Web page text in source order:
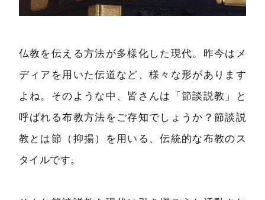
仏教を伝える方法が多様化した現代。昨今はメ
ディアを用いた伝道など、様々な形があります
よね。そのような中、皆さんは「節談説教」と
呼ばれる布教方法をご存知でしょうか？節談説
教とは節（抑揚）を用いる、伝統的な布教のス
タイルです。